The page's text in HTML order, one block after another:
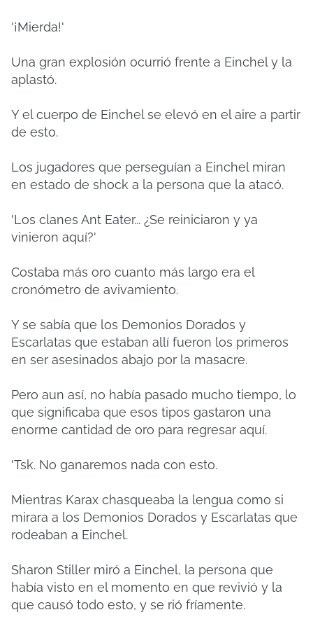
'¡Mierda!'
Una gran explosión ocurrió frente a Einchel y la
aplastó.
Y el cuerpo de Einchel se elevó en el aire a partir
de esto.
Los jugadores que perseguían a Einchel miran
en estado de shock a la persona que la atacó.
'Los clanes Ant Eater... ¿Se reiniciaron y ya
vinieron aquí?'
Costaba más oro cuanto más largo era el
cronómetro de avivamiento.
Y se sabía que los Demonios Dorados y
Escarlatas que estaban allí fueron los primeros
en ser asesinados abajo por la masacre.
Pero aun así, no había pasado mucho tiempo, lo
que significaba que esos tipos gastaron una
enorme cantidad de oro para regresar aquí.
'Tsk. No ganaremos nada con esto.
Mientras Karax chasqueaba la lengua como si
mirara a los Demonios Dorados y Escarlatas que
rodeaban a Einchel.
Sharon Stiller miró a Einchel, la persona que
había visto en el momento en que revivió y la
que causó todo esto, y se rió fríamente.